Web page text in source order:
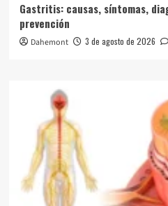
Gastritis: causas, síntomas,
prevención
Dahemont 3 de agosto de 2026